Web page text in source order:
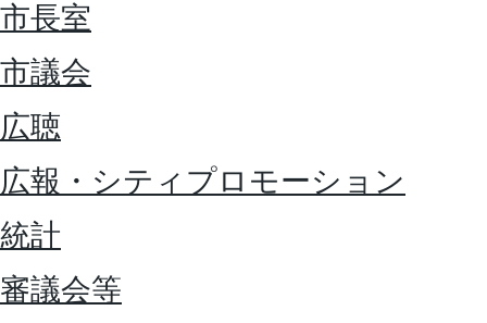
市長室
市議会
広聴
広報・シティプロモーション
統計
審議会等